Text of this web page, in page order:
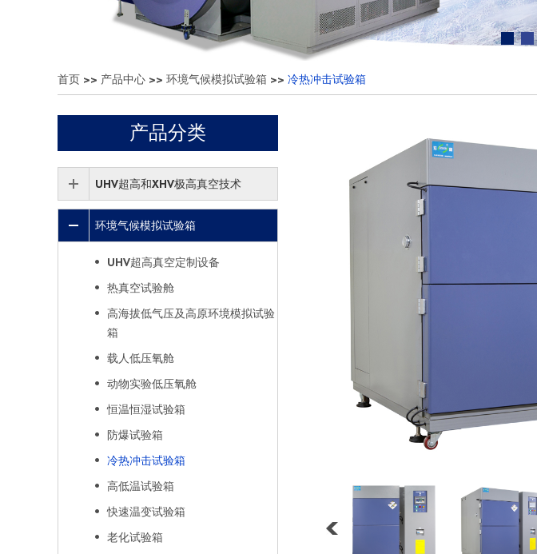
首页 >> 产品中心 >> 环境气候模拟试验箱 >> 冷热冲击试验箱
产品分类
UHV超高和XHV极高真空技术
环境气候模拟试验箱
UHV超高真空定制设备
热真空试验舱
高海拔低气压及高原环境模拟试验
箱
载人低压氧舱
动物实验低压氧舱
恒温恒湿试验箱
防爆试验箱
冷热冲击试验箱
高低温试验箱
快速温变试验箱
老化试验箱